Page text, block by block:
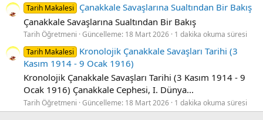
Tarih Makalesi
Çanakkale Savaşlarına Sualtından Bir Bakış
Çanakkale Savaşlarına Sualtından Bir Bakış
Tarih Öğretmeni Güncelleme: 18 Mart 2026 1 dakika okuma süresi
Tarih Makalesi
Kronolojik Çanakkale Savaşları Tarihi (3
Kasım 1914 - 9 Ocak 1916)
Kronolojik Çanakkale Savaşları Tarihi (3 Kasım 1914 - 9
Ocak 1916) Çanakkale Cephesi, I. Dünya...
Tarih Öğretmeni Güncelleme: 18 Mart 2026 1 dakika okuma süresi